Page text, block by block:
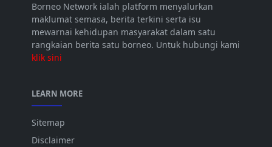
Borneo Network ialah platform menyalurkan
maklumat semasa, berita terkini serta isu
mewarnai kehidupan masyarakat dalam satu
rangkaian berita satu borneo. Untuk hubungi kami
klik sini
LEARN MORE
Sitemap
Disclaimer